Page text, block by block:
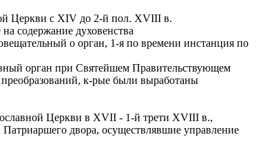
Церкви с XIV до 2-й пол. XVIII в.
содержание духовенства
о орган, 1-я по времени инстанция по
орган при Святейшем Правительствующем
к-рые были выработаны
Церкви в XVII - 1-й трети XVIII в.,
двора, осуществлявшие управление